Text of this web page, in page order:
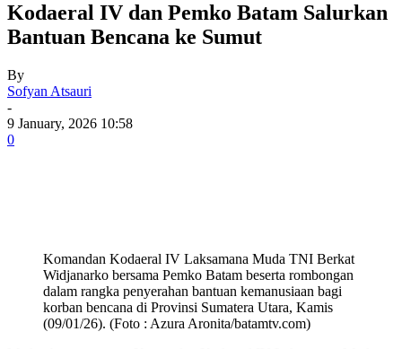
Kodaeral IV dan Pemko Batam Salurkan
Bantuan Bencana ke Sumut
By
Sofyan Atsauri
-
9 January, 2026 10:58
0
Komandan Kodaeral IV Laksamana Muda TNI Berkat
Widjanarko bersama Pemko Batam beserta rombongan
dalam rangka penyerahan bantuan kemanusiaan bagi
korban bencana di Provinsi Sumatera Utara, Kamis
(09/01/26). (Foto : Azura Aronita/batamtv.com)